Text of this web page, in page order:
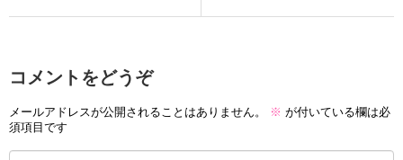
コメントをどうぞ
メールアドレスが公開されることはありません。 ※ が付いている欄は必
須項目です